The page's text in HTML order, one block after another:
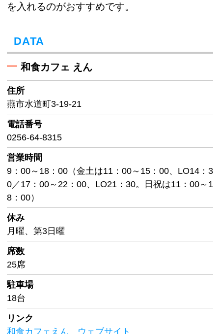
を入れるのがおすすめです。
DATA
和食カフェ えん
住所
燕市水道町3-19-21
電話番号
0256-64-8315
営業時間
9：00～18：00（金土は11：00～15：00、LO14：3
0／17：00～22：00、LO21：30。日祝は11：00～1
8：00）
休み
月曜、第3日曜
席数
25席
駐車場
18台
リンク
和食カフェえん ウェブサイト